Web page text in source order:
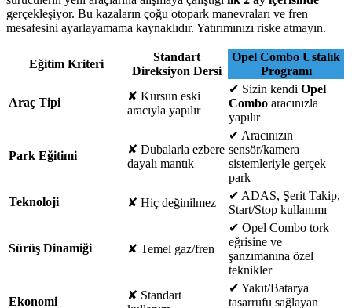
gerçekleşiyor. Bu kazaların çoğu otopark manevraları ve fren
mesafesini ayarlayamama kaynaklıdır. Yatırımınızı riske atmayın.
Eğitim Kriteri
Standart
Direksiyon Dersi
Opel Combo Ustalık
Programı
Araç Tipi ✘ Kursun eski
aracıyla yapılır
✔ Sizin kendi Opel
Combo aracınızla
yapılır
Park Eğitimi ✘ Dubalarla ezbere
dayalı mantık
✔ Aracınızın
sensör/kamera
sistemleriyle gerçek
park
Teknoloji
✘ Hiç değinilmez
✔ ADAS, Şerit Takip,
Start/Stop kullanımı
Sürüş Dinamiği ✘ Temel gaz/fren
✔ Opel Combo tork
eğrisine ve
şanzımanına özel
teknikler
Ekonomi ✘ Standart
✔ Yakıt/Batarya
tasarrufu sağlayan